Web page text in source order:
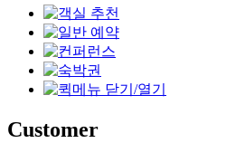
Customer